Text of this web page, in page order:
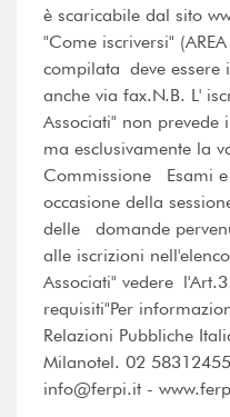
è scaricabile dal sito
"Come iscriversi"
compilata deve essere
anche via fax.N.B. L'
Associati" non
ma esclusivamente la
Commissione Esami
occasione della
delle domande
alle iscrizioni
Associati" vedere
requisiti"Per
Relazioni Pubbliche
Milanotel. 02
info@ferpi.it -